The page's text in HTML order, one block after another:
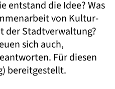
entstand die Idee? Was
von Kultur-
der Stadtverwaltung?
sich auch,
Für diesen
bereitgestellt.